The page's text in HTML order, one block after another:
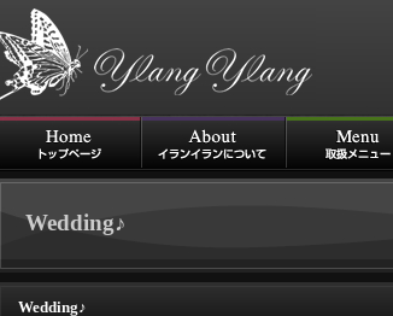
Wedding♪
Wedding♪